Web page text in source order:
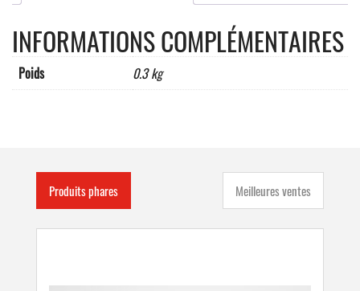
INFORMATIONS COMPLÉMENTAIRES
Poids 0.3 kg
Produits phares Meilleures ventes